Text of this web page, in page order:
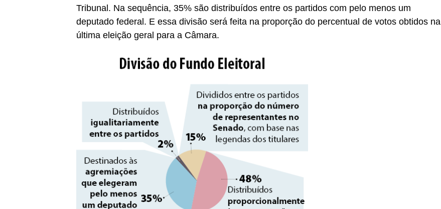
Tribunal. Na sequência, 35% são distribuídos entre os partidos com pelo menos um
deputado federal. E essa divisão será feita na proporção do percentual de votos obtidos na
última eleição geral para a Câmara.